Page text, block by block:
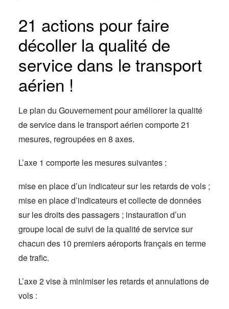
21 actions pour faire
décoller la qualité de
service dans le transport
aérien !
Le plan du Gouvernement pour améliorer la qualité
de service dans le transport aérien comporte 21
mesures, regroupées en 8 axes.
L’axe 1 comporte les mesures suivantes :
mise en place d’un indicateur sur les retards de vols ;
mise en place d’indicateurs et collecte de données
sur les droits des passagers ; instauration d’un
groupe local de suivi de la qualité de service sur
chacun des 10 premiers aéroports français en terme
de trafic.
L’axe 2 vise à minimiser les retards et annulations de
vols :